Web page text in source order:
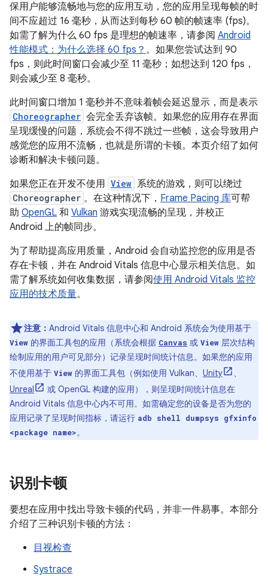
保用户能够流畅地与您的应用互动，您的应用呈现每帧的时
间不应超过 16 毫秒，从而达到每秒 60 帧的帧速率 (fps)。
如需了解为什么 60 fps 是理想的帧速率，请参阅 Android
性能模式：为什么选择 60 fps？ 。如果您尝试达到 90
fps，则此时间窗口会减少至 11 毫秒；如想达到 120 fps，
则会减少至 8 毫秒。
此时间窗口增加 1 毫秒并不意味着帧会延迟显示，而是表示
Choreographer 会完全丢弃该帧。如果您的应用存在界面
呈现缓慢的问题，系统会不得不跳过一些帧，这会导致用户
感觉您的应用不流畅，也就是所谓的卡顿。 本页介绍了如何
诊断和解决卡顿问题。
如果您正在开发不使用 View 系统的游戏，则可以绕过
Choreographer 。在这种情况下， Frame Pacing 库可帮
助 OpenGL 和 Vulkan 游戏实现流畅的呈现，并校正
Android 上的帧同步。
为了帮助提高应用质量，Android 会自动监控您的应用是否
存在卡顿，并在 Android Vitals 信息中心显示相关信息。如
需了解系统如何收集数据，请参阅使用 Android Vitals 监控
应用的技术质量。
注意： Android Vitals 信息中心和 Android 系统会为使用基于
View 的界面工具包的应用（系统会根据 Canvas 或 View 层次结构
绘制应用的用户可见部分）记录呈现时间统计信息。如果您的应用
不使用基于 View 的界面工具包（例如使用 Vulkan、 Unity
、
Unreal
或 OpenGL 构建的应用），则呈现时间统计信息在
Android Vitals 信息中心内不可用。如需确定您的设备是否为您的
应用记录了呈现时间指标，请运行 adb shell dumpsys gfxinfo
<package name>。
识别卡顿
要想在应用中找出导致卡顿的代码，并非一件易事。本部分
介绍了三种识别卡顿的方法：
目视检查
Systrace